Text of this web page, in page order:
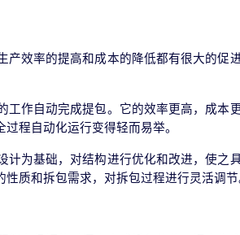
效率的提高和成本的降低都有很大的
作自动完成提包。它的效率更高，成
程自动化运行变得轻而易举。
为基础，对结构进行优化和改进，使
质和拆包需求，对拆包过程进行灵活调节